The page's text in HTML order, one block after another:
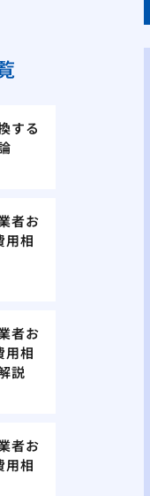
する
者お
用相
者お
用相
説
者お
用相